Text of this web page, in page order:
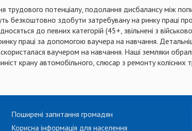
трудового потенціалу, подолання дисбалансу між
безкоштовно здобути затребувану на ринку праці
до певних категорій (45+, звільнені з
праці за допомогою ваучера на навчання.
ваучером на навчання. Наші земляки обрали
крану автомобільного, слюсар з ремонту колісних
Поширені запитання громадян
Корисна інформація для населення